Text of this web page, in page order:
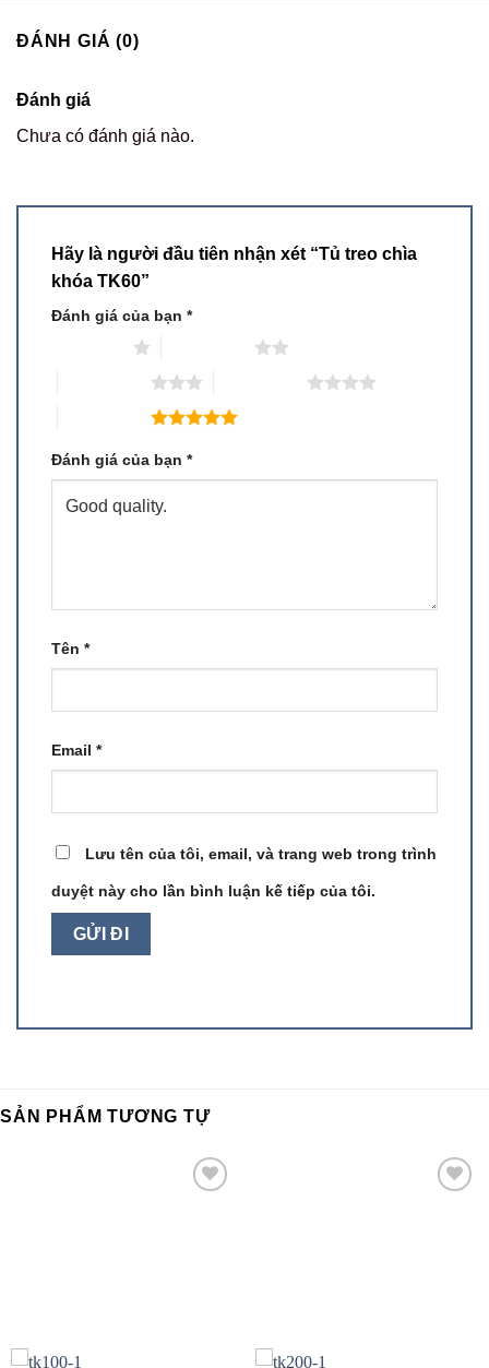
ĐÁNH GIÁ (0)
Đánh giá
Chưa có đánh giá nào.
Hãy là người đầu tiên nhận xét “Tủ treo chìa
khóa TK60”
Đánh giá của bạn *
Đánh giá của bạn *
Tên *
Email *
Lưu tên của tôi, email, và trang web trong trình
duyệt này cho lần bình luận kế tiếp của tôi.
SẢN PHẨM TƯƠNG TỰ